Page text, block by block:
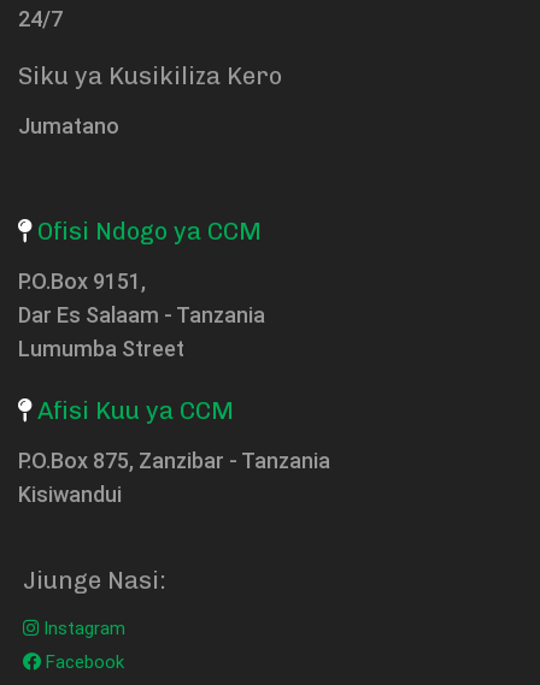
24/7
Siku ya Kusikiliza Kero
Jumatano
Ofisi Ndogo ya CCM
P.O.Box 9151,
Dar Es Salaam - Tanzania
Lumumba Street
Afisi Kuu ya CCM
P.O.Box 875, Zanzibar - Tanzania
Kisiwandui
Jiunge Nasi:
Instagram
Facebook